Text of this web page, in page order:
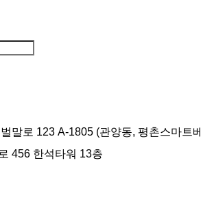
말로 123 A-1805 (관양동, 평촌스마트
456 한석타워 13층